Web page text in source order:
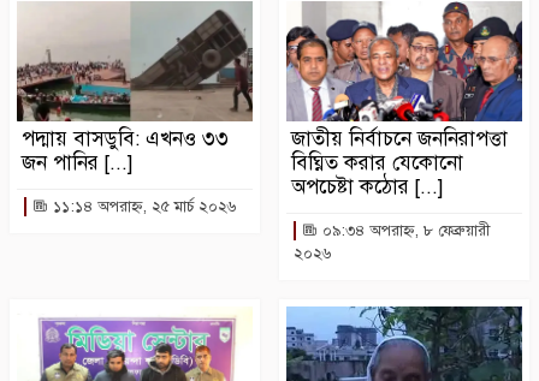
পদ্মায় বাসডুবি: এখনও ৩৩
জন পানির [...]
১১:১৪ অপরাহ্ন, ২৫ মার্চ ২০২৬
জাতীয় নির্বাচনে জননিরাপত্তা
বিঘ্নিত করার যেকোনো
অপচেষ্টা কঠোর [...]
০৯:৩৪ অপরাহ্ন, ৮ ফেব্রুয়ারী
২০২৬